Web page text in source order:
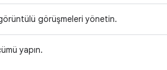
görüşmeleri yönetin.
yapın.